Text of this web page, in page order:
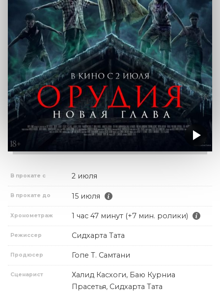
В прокате с 2 июля
В прокате до 15 июля
Хронометраж 1 час 47 минут (+7 мин. ролики)
Режиссер Сидхарта Тата
Продюсер Гопе Т. Самтани
Сценарист
Халид Касхоги, Баю Курниа
Прасетья, Сидхарта Тата